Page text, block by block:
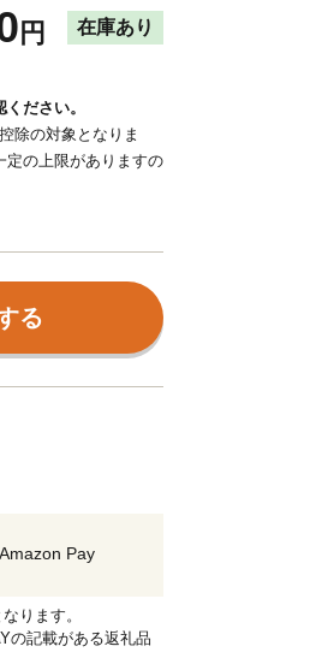
円 在庫あり
ださい。
除の対象となりま
定の上限がありますの
る
Amazon Pay
ります。
の記載がある返礼品